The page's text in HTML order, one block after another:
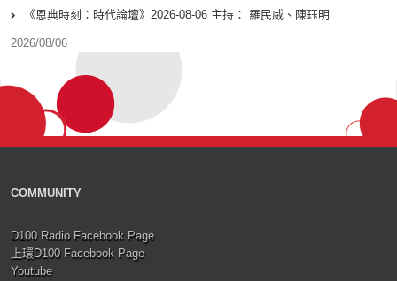
《恩典時刻：時代論壇》2026-08-06 主持： 羅民威、陳珏明
2026/08/06
COMMUNITY
D100 Radio Facebook Page
上環D100 Facebook Page
Youtube